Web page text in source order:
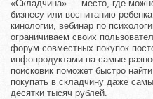
«Складчина» — место, где
бизнесу или воспитанию
кинологии, вебинар по
ограничиваем своих
форум совместных покупок
инфопродуктами на самые
поисковик поможет быстро
покупать в складчину даже
десятки тысяч рублей.